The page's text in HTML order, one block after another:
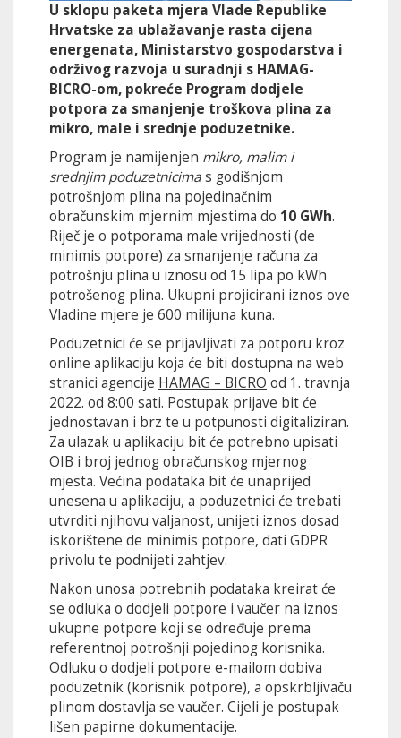
U sklopu paketa mjera Vlade Republike
Hrvatske za ublažavanje rasta cijena
energenata, Ministarstvo gospodarstva i
održivog razvoja u suradnji s HAMAG-
BICRO-om, pokreće Program dodjele
potpora za smanjenje troškova plina za
mikro, male i srednje poduzetnike.
Program je namijenjen mikro, malim i
srednjim poduzetnicimas godišnjom
potrošnjom plina na pojedinačnim
obračunskim mjernim mjestima do 10 GWh.
Riječ je o potporama male vrijednosti (de
minimis potpore) za smanjenje računa za
potrošnju plina u iznosu od 15 lipa po kWh
potrošenog plina. Ukupni projicirani iznos ove
Vladine mjere je 600 milijuna kuna.
Poduzetnici će se prijavljivati za potporu kroz
online aplikaciju koja će biti dostupna na web
stranici agencije HAMAG – BICRO od 1. travnja
2022. od 8:00 sati. Postupak prijave bit će
jednostavan i brz te u potpunosti digitaliziran.
Za ulazak u aplikaciju bit će potrebno upisati
OIB i broj jednog obračunskog mjernog
mjesta. Većina podataka bit će unaprijed
unesena u aplikaciju, a poduzetnici će trebati
utvrditi njihovu valjanost, unijeti iznos dosad
iskorištene de minimis potpore, dati GDPR
privolu te podnijeti zahtjev.
Nakon unosa potrebnih podataka kreirat će
se odluka o dodjeli potpore i vaučer na iznos
ukupne potpore koji se određuje prema
referentnoj potrošnji pojedinog korisnika.
Odluku o dodjeli potpore e-mailom dobiva
poduzetnik (korisnik potpore), a opskrbljivaču
plinom dostavlja se vaučer. Cijeli je postupak
lišen papirne dokumentacije.